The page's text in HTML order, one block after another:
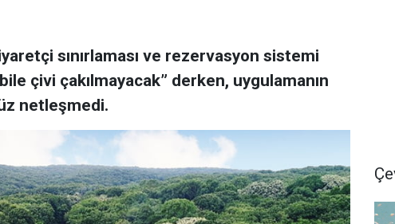
sınırlaması ve rezervasyon sistemi
çivi çakılmayacak” derken, uygulamanın
netleşmedi.